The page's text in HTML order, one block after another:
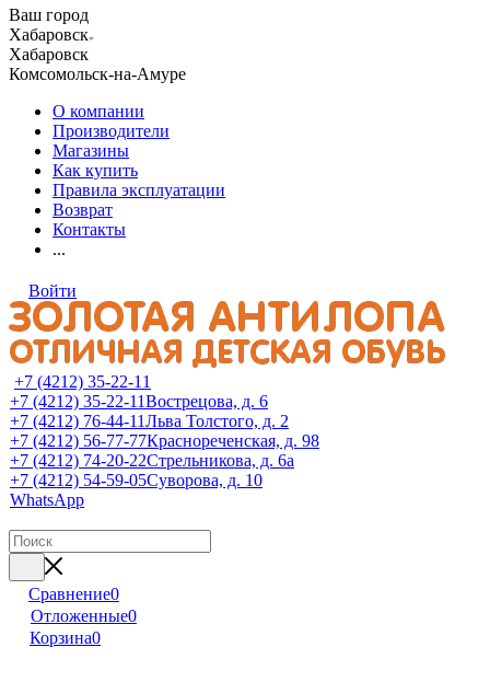
Ваш город
Хабаровск
Хабаровск
Комсомольск-на-Амуре
О компании
Производители
Магазины
Как купить
Правила эксплуатации
Возврат
Контакты
...
Войти
+7 (4212) 35-22-11
+7 (4212) 35-22-11Вострецова, д. 6
+7 (4212) 76-44-11Льва Толстого, д. 2
+7 (4212) 56-77-77Краснореченская, д. 98
+7 (4212) 74-20-22Стрельникова, д. 6а
+7 (4212) 54-59-05Суворова, д. 10
WhatsApp
Сравнение0
Отложенные0
Корзина0